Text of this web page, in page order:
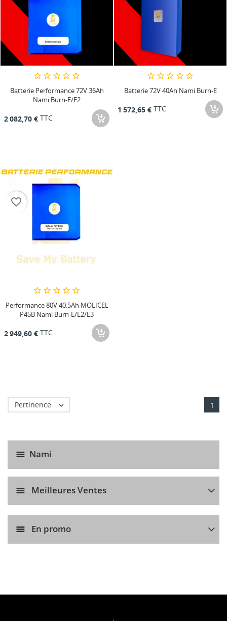
Nami
Meilleures Ventes
En promo
Batterie Performance 72V 36Ah
Nami Burn-E/E2
2 082,70 € TTC
Batterie 72V 40Ah Nami Burn-E
1 572,65 € TTC
Performance 80V 40.5Ah MOLICEL
P45B Nami Burn-E/E2/E3
2 949,60 € TTC
favorite_border
Pertinence  1